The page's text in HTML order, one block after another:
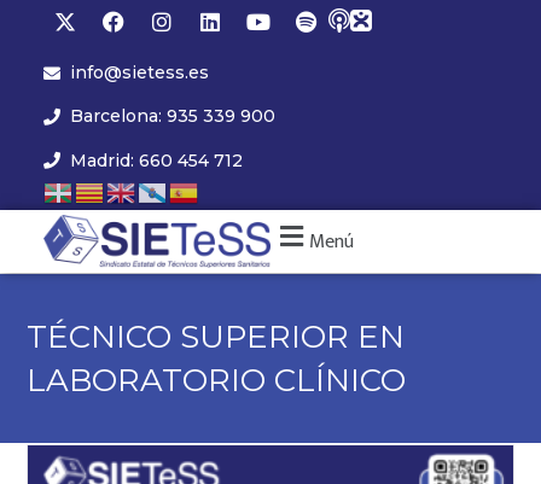
info@sietess.es
Barcelona: 935 339 900
Madrid: 660 454 712
Menú
TÉCNICO SUPERIOR EN
LABORATORIO CLÍNICO